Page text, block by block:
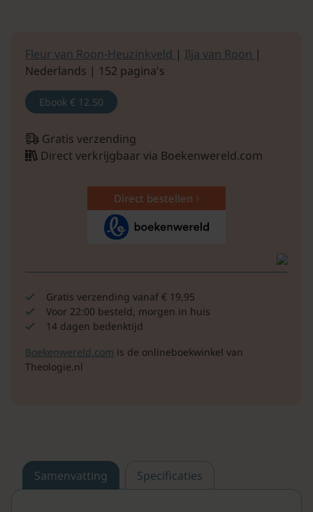
Fleur van Roon-Heuzinkveld | Ilja van Roon |
Nederlands | 152 pagina's
Ebook € 12.50
Gratis verzending
Direct verkrijgbaar via Boekenwereld.com
Direct bestellen
Gratis verzending vanaf € 19,95
Voor 22:00 besteld, morgen in huis
14 dagen bedenktijd
Boekenwereld.com is de onlineboekwinkel van
Theologie.nl
Samenvatting Specificaties